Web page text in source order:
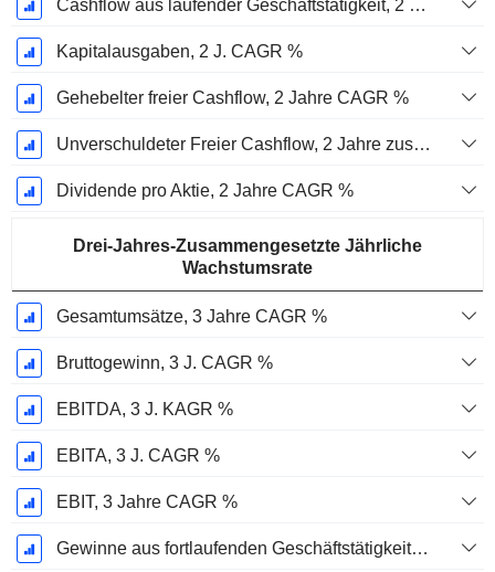
Cashflow aus laufender Geschäftstätigkeit, 2 Jahre CAGR %
Kapitalausgaben, 2 J. CAGR %
Gehebelter freier Cashflow, 2 Jahre CAGR %
Unverschuldeter Freier Cashflow, 2 Jahre zusammengesetzte jährliche Wachstumsrate %
Dividende pro Aktie, 2 Jahre CAGR %
Drei-Jahres-Zusammengesetzte Jährliche
Wachstumsrate
Gesamtumsätze, 3 Jahre CAGR %
Bruttogewinn, 3 J. CAGR %
EBITDA, 3 J. KAGR %
EBITA, 3 J. CAGR %
EBIT, 3 Jahre CAGR %
Gewinne aus fortlaufenden Geschäftstätigkeiten, 3 Jahre KAGR %